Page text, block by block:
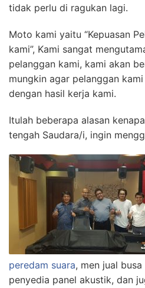
tidak perlu di ragukan lagi.
Moto kami yaitu “Kepuasan
kami”, Kami sangat
pelanggan kami, kami akan
mungkin agar pelanggan
dengan hasil kerja kami.
Itulah beberapa alasan
tengah Saudara/i, ingin
peredam suara, men jual
penyedia panel akustik, dan